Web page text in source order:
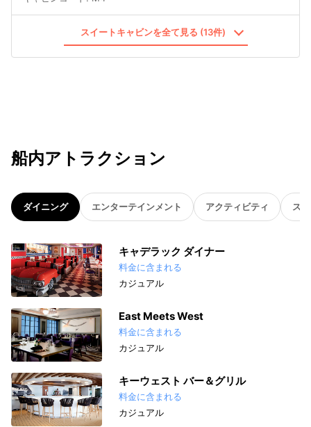
スイートキャビンを全て見る (13件)
船内アトラクション
ダイニング エンターテインメント アクティビティ ス
キャデラック ダイナー
料金に含まれる
カジュアル
East Meets West
料金に含まれる
カジュアル
キーウェスト バー＆グリル
料金に含まれる
カジュアル